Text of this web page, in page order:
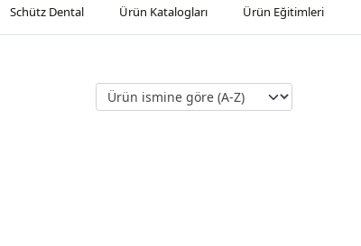
Schütz Dental Ürün Katalogları Ürün Eğitimleri